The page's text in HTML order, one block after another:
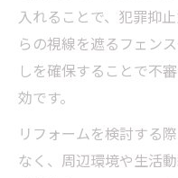
入れることで、犯罪抑
らの視線を遮るフェン
しを確保することで不
効です。
リフォームを検討する
なく、周辺環境や生活